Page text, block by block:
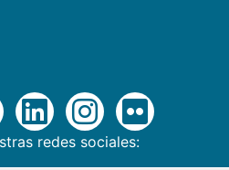
redes sociales: